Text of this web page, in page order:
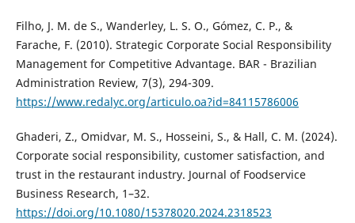
Filho, J. M. de S., Wanderley, L. S. O., Gómez, C. P., &
Farache, F. (2010). Strategic Corporate Social Responsibility
Management for Competitive Advantage. BAR - Brazilian
Administration Review, 7(3), 294-309.
https://www.redalyc.org/articulo.oa?id=84115786006
Ghaderi, Z., Omidvar, M. S., Hosseini, S., & Hall, C. M. (2024).
Corporate social responsibility, customer satisfaction, and
trust in the restaurant industry. Journal of Foodservice
Business Research, 1–32.
https://doi.org/10.1080/15378020.2024.2318523